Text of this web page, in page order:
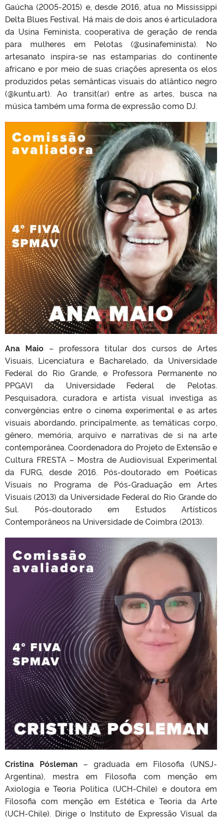
Gaúcha (2005-2015) e, desde 2016, atua no Mississippi
Delta Blues Festival. Há mais de dois anos é articuladora
da Usina Feminista, cooperativa de geração de renda
para mulheres em Pelotas (@usinafeminista). No
artesanato inspira-se nas estamparias do continente
africano e por meio de suas criações apresenta os elos
produzidos pelas semânticas visuais do atlântico negro
(@kuntu.art). Ao transit(ar) entre as artes, busca na
música também uma forma de expressão como DJ.
Ana Maio– professora titular dos cursos de Artes
Visuais, Licenciatura e Bacharelado, da Universidade
Federal do Rio Grande, e Professora Permanente no
PPGAVI da Universidade Federal de Pelotas.
Pesquisadora, curadora e artista visual investiga as
convergências entre o cinema experimental e as artes
visuais abordando, principalmente, as temáticas corpo,
gênero, memória, arquivo e narrativas de si na arte
contemporânea. Coordenadora do Projeto de Extensão e
Cultura FRESTA – Mostra de Audiovisual Experimental
da FURG, desde 2016. Pós-doutorado em Poéticas
Visuais no Programa de Pós-Graduação em Artes
Visuais (2013) da Universidade Federal do Rio Grande do
Sul. Pós-doutorado em Estudos Artísticos
Contemporâneos na Universidade de Coimbra (2013).
Cristina Pósleman – graduada em Filosofia (UNSJ-
Argentina), mestra em Filosofia com menção em
Axiologia e Teoria Política (UCH-Chile) e doutora em
Filosofia com menção em Estética e Teoria da Arte
(UCH-Chile). Dirige o Instituto de Expressão Visual da